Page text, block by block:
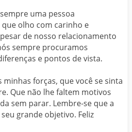
uma pessoa
olho com carinho e
de nosso relacionamento
sempre procuramos
e pontos de vista.
minhas forças, que você se sinta
Que não lhe faltem motivos
sem parar. Lembre-se que a
grande objetivo. Feliz